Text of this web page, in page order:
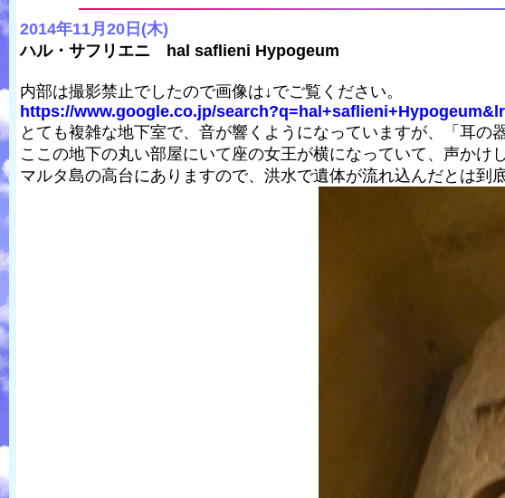
2014年11月20日(木)
ハル・サフリエニ hal saflieni Hypogeum
内部は撮影禁止でしたので画像は↓でご覧ください。
https://www.google.co.jp/
とても複雑な地下室で、音が響くようになっていますが、「耳の
ここの地下の丸い部屋にいて座の女王が横になっていて、声か
マルタ島の高台にありますので、洪水で遺体が流れ込んだとは到